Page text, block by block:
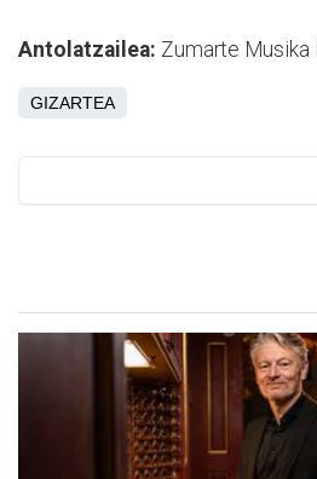
Antolatzailea: Zumarte Musika
GIZARTEA